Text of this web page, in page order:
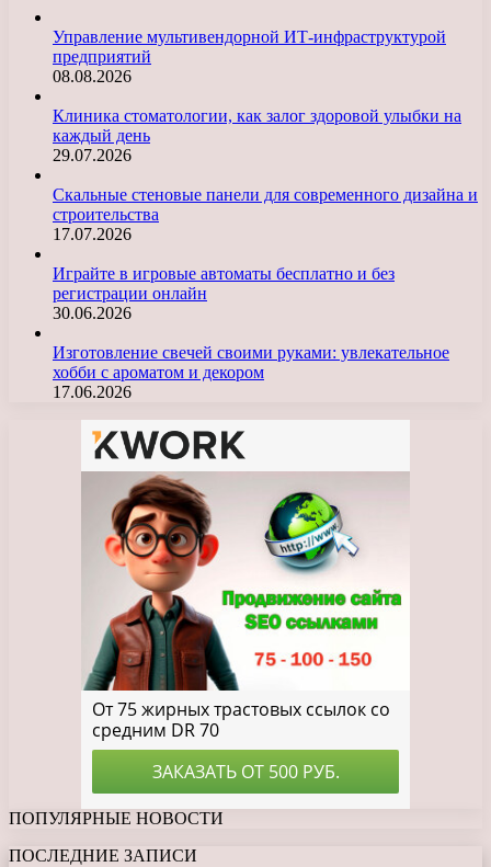
Управление мультивендорной ИТ-инфраструктурой
предприятий
08.08.2026
Клиника стоматологии, как залог здоровой улыбки на
каждый день
29.07.2026
Скальные стеновые панели для современного дизайна и
строительства
17.07.2026
Играйте в игровые автоматы бесплатно и без
регистрации онлайн
30.06.2026
Изготовление свечей своими руками: увлекательное
хобби с ароматом и декором
17.06.2026
ПОПУЛЯРНЫЕ НОВОСТИ
ПОСЛЕДНИЕ ЗАПИСИ